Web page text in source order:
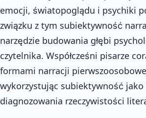
emocji, światopoglądu i psychiki
związku z tym subiektywność
narzędzie budowania głębi
czytelnika. Współcześni pisarze
formami narracji
wykorzystując subiektywność
diagnozowania rzeczywistości